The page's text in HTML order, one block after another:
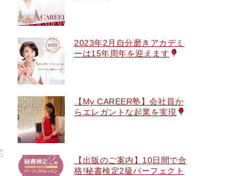
2023年2月自分磨きアカデミ
ーは15年周年を迎えます
【My CAREER塾】会社員か
らエレガントな起業を実現
【出版のご案内】10日間で合
格!秘書検定2級パーフェクト